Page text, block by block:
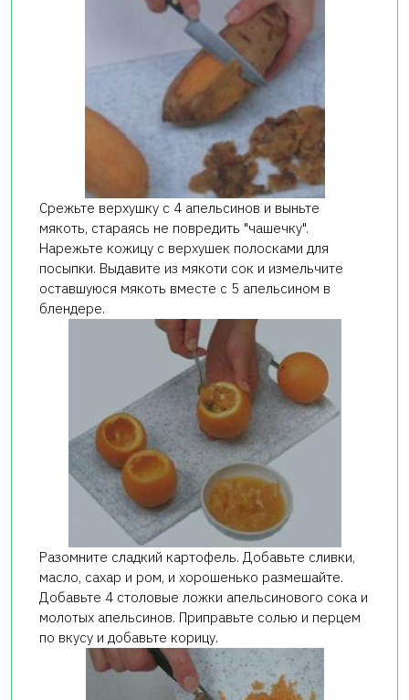
Срежьте верхушку с 4 апельсинов и выньте
мякоть, стараясь не повредить "чашечку".
Нарежьте кожицу с верхушек полосками для
посыпки. Выдавите из мякоти сок и измельчите
оставшуюся мякоть вместе с 5 апельсином в
блендере.
Разомните сладкий картофель. Добавьте сливки,
масло, сахар и ром, и хорошенько размешайте.
Добавьте 4 столовые ложки апельсинового сока и
молотых апельсинов. Приправьте солью и перцем
по вкусу и добавьте корицу.